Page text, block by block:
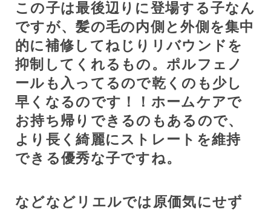
この子は最後辺りに登場する子なん
ですが、髪の毛の内側と外側を集中
的に補修してねじりリバウンドを
抑制してくれるもの。ポルフェノ
ールも入ってるので乾くのも少し
早くなるのです！！ホームケアで
お持ち帰りできるのもあるので、
より長く綺麗にストレートを維持
できる優秀な子ですね。
などなどリエルでは原価気にせず